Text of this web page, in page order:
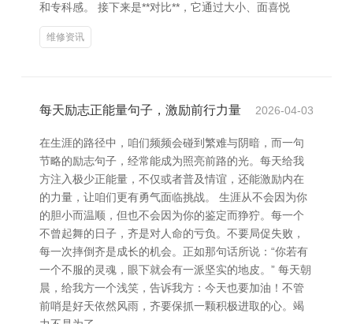
和专科感。 接下来是**对比**，它通过大小、面喜悦
维修资讯
每天励志正能量句子，激励前行力量 2026-04-03
在生涯的路径中，咱们频频会碰到繁难与阴暗，而一句
节略的励志句子，经常能成为照亮前路的光。每天给我
方注入极少正能量，不仅或者普及情谊，还能激励内在
的力量，让咱们更有勇气面临挑战。 生涯从不会因为你
的胆小而温顺，但也不会因为你的鉴定而狰狞。每一个
不曾起舞的日子，齐是对人命的亏负。不要局促失败，
每一次摔倒齐是成长的机会。正如那句话所说：“你若有
一个不服的灵魂，眼下就会有一派坚实的地皮。” 每天朝
晨，给我方一个浅笑，告诉我方：今天也要加油！不管
前哨是好天依然风雨，齐要保抓一颗积极进取的心。竭